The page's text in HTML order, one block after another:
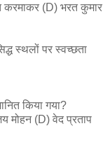
करमाकर (D) भरत कुमार
स्थलों पर स्वच्छता
किया गया?
मोहन (D) वेद प्रताप